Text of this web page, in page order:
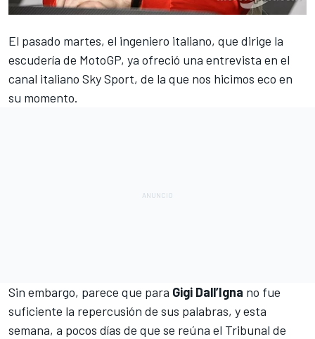
El pasado martes, el ingeniero italiano, que dirige la
escudería de MotoGP, ya ofreció una entrevista en el
canal italiano Sky Sport, de la que nos hicimos eco en
su momento.
Sin embargo, parece que para Gigi Dall’Igna no fue
suficiente la repercusión de sus palabras, y esta
semana, a pocos días de que se reúna el Tribunal de